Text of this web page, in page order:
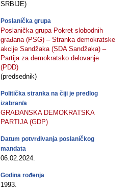
SRBIJE)
Poslanička grupa
Poslanička grupa Pokret slobodnih
građana (PSG) – Stranka demokratske
akcije Sandžaka (SDA Sandžaka) –
Partija za demokratsko delovanje
(PDD)
(predsednik)
Politička stranka na čiji je predlog
izabran/a
GRAĐANSKA DEMOKRATSKA
PARTIJA (GDP)
Datum potvrđivanja poslaničkog
mandata
06.02.2024.
Godina rođenja
1993.